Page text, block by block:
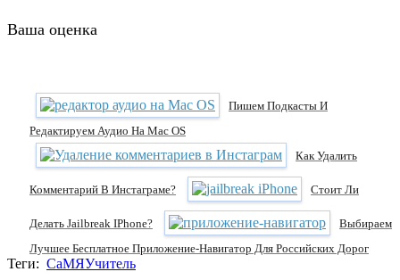
Ваша оценка
Пишем Подкасты И
Редактируем Аудио На Mac OS
Как Удалить
Комментарий В Инстаграме? Стоит Ли
Делать Jailbreak IPhone?
Выбираем
Лучшее Бесплатное Приложение-Навигатор Для Российских Дорог
Теги: СаМЯУчитель